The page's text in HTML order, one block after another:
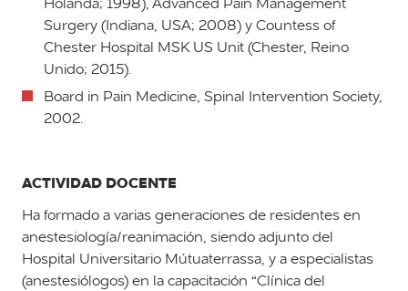
Surgery (Indiana, USA; 2008) y Countess of
Chester Hospital MSK US Unit (Chester, Reino
Unido; 2015).
Board in Pain Medicine, Spinal Intervention Society,
2002.
ACTIVIDAD DOCENTE
Ha formado a varias generaciones de residentes en
anestesiología/reanimación, siendo adjunto del
Hospital Universitario Mútuaterrassa, y a especialistas
(anestesiólogos) en la capacitación “Clínica del